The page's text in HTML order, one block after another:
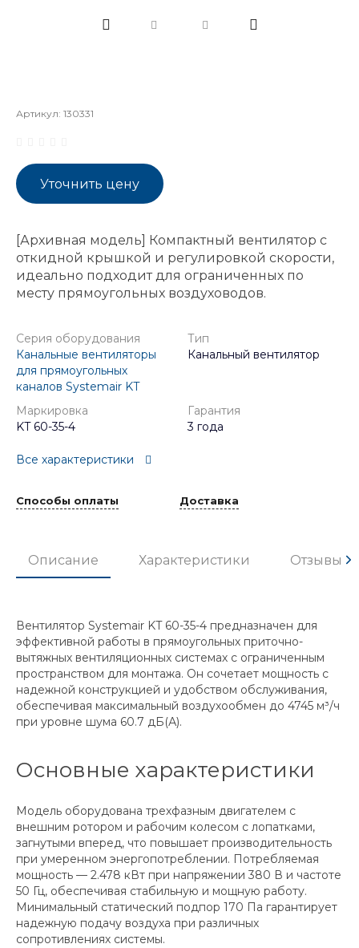
Артикул: 130331
Уточнить цену
[Архивная модель] Компактный вентилятор с
откидной крышкой и регулировкой скорости,
идеально подходит для ограниченных по
месту прямоугольных воздуховодов.
Серия оборудования
Канальные вентиляторы
для прямоугольных
каналов Systemair KT
Тип
Канальный вентилятор
Маркировка
KT 60-35-4
Гарантия
3 года
Все характеристики
Способы оплаты Доставка
Описание Характеристики Отзывы
Вентилятор Systemair KT 60-35-4 предназначен для
эффективной работы в прямоугольных приточно-
вытяжных вентиляционных системах с ограниченным
пространством для монтажа. Он сочетает мощность с
надежной конструкцией и удобством обслуживания,
обеспечивая максимальный воздухообмен до 4745 м³/ч
при уровне шума 60.7 дБ(А).
Основные характеристики
Модель оборудована трехфазным двигателем с
внешним ротором и рабочим колесом с лопатками,
загнутыми вперед, что повышает производительность
при умеренном энергопотреблении. Потребляемая
мощность — 2.478 кВт при напряжении 380 В и частоте
50 Гц, обеспечивая стабильную и мощную работу.
Минимальный статический подпор 170 Па гарантирует
надежную подачу воздуха при различных
сопротивлениях системы.